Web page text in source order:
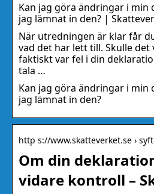
Kan jag göra ändringar i
jag lämnat in den? |
När utredningen är klar får
vad det har lett till. Skulle det
faktiskt var fel i din
tala …
Kan jag göra ändringar i
jag lämnat in den?
http s://www.skatteverket.se ›
Om din
vidare kontroll –